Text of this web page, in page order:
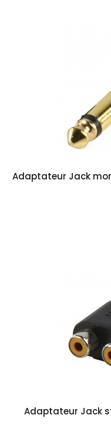
Adaptateur Jack
Adaptateur Jack